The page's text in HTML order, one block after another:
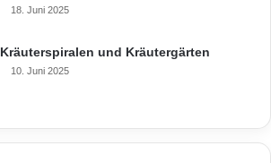
18. Juni 2025
Kräuterspiralen und Kräutergärten
10. Juni 2025